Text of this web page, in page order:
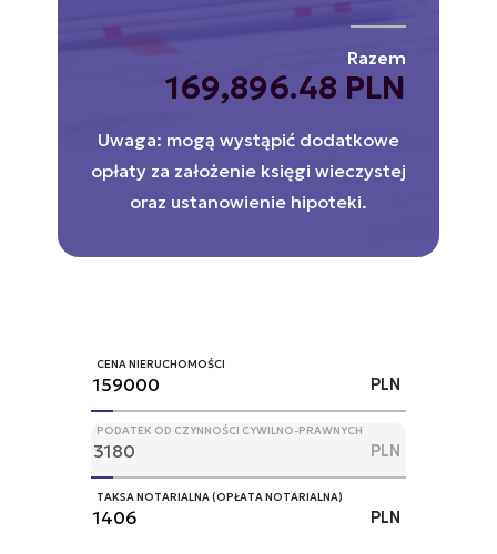
Razem
169,896.48 PLN
Uwaga: mogą wystąpić dodatkowe
opłaty za założenie księgi wieczystej
oraz ustanowienie hipoteki.
CENA NIERUCHOMOŚCI
PLN
PODATEK OD CZYNNOŚCI CYWILNO-PRAWNYCH
PLN
TAKSA NOTARIALNA (OPŁATA NOTARIALNA)
PLN